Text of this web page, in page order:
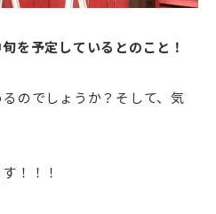
を予定しているとのこと！
のでしょうか？そして、気
！！！